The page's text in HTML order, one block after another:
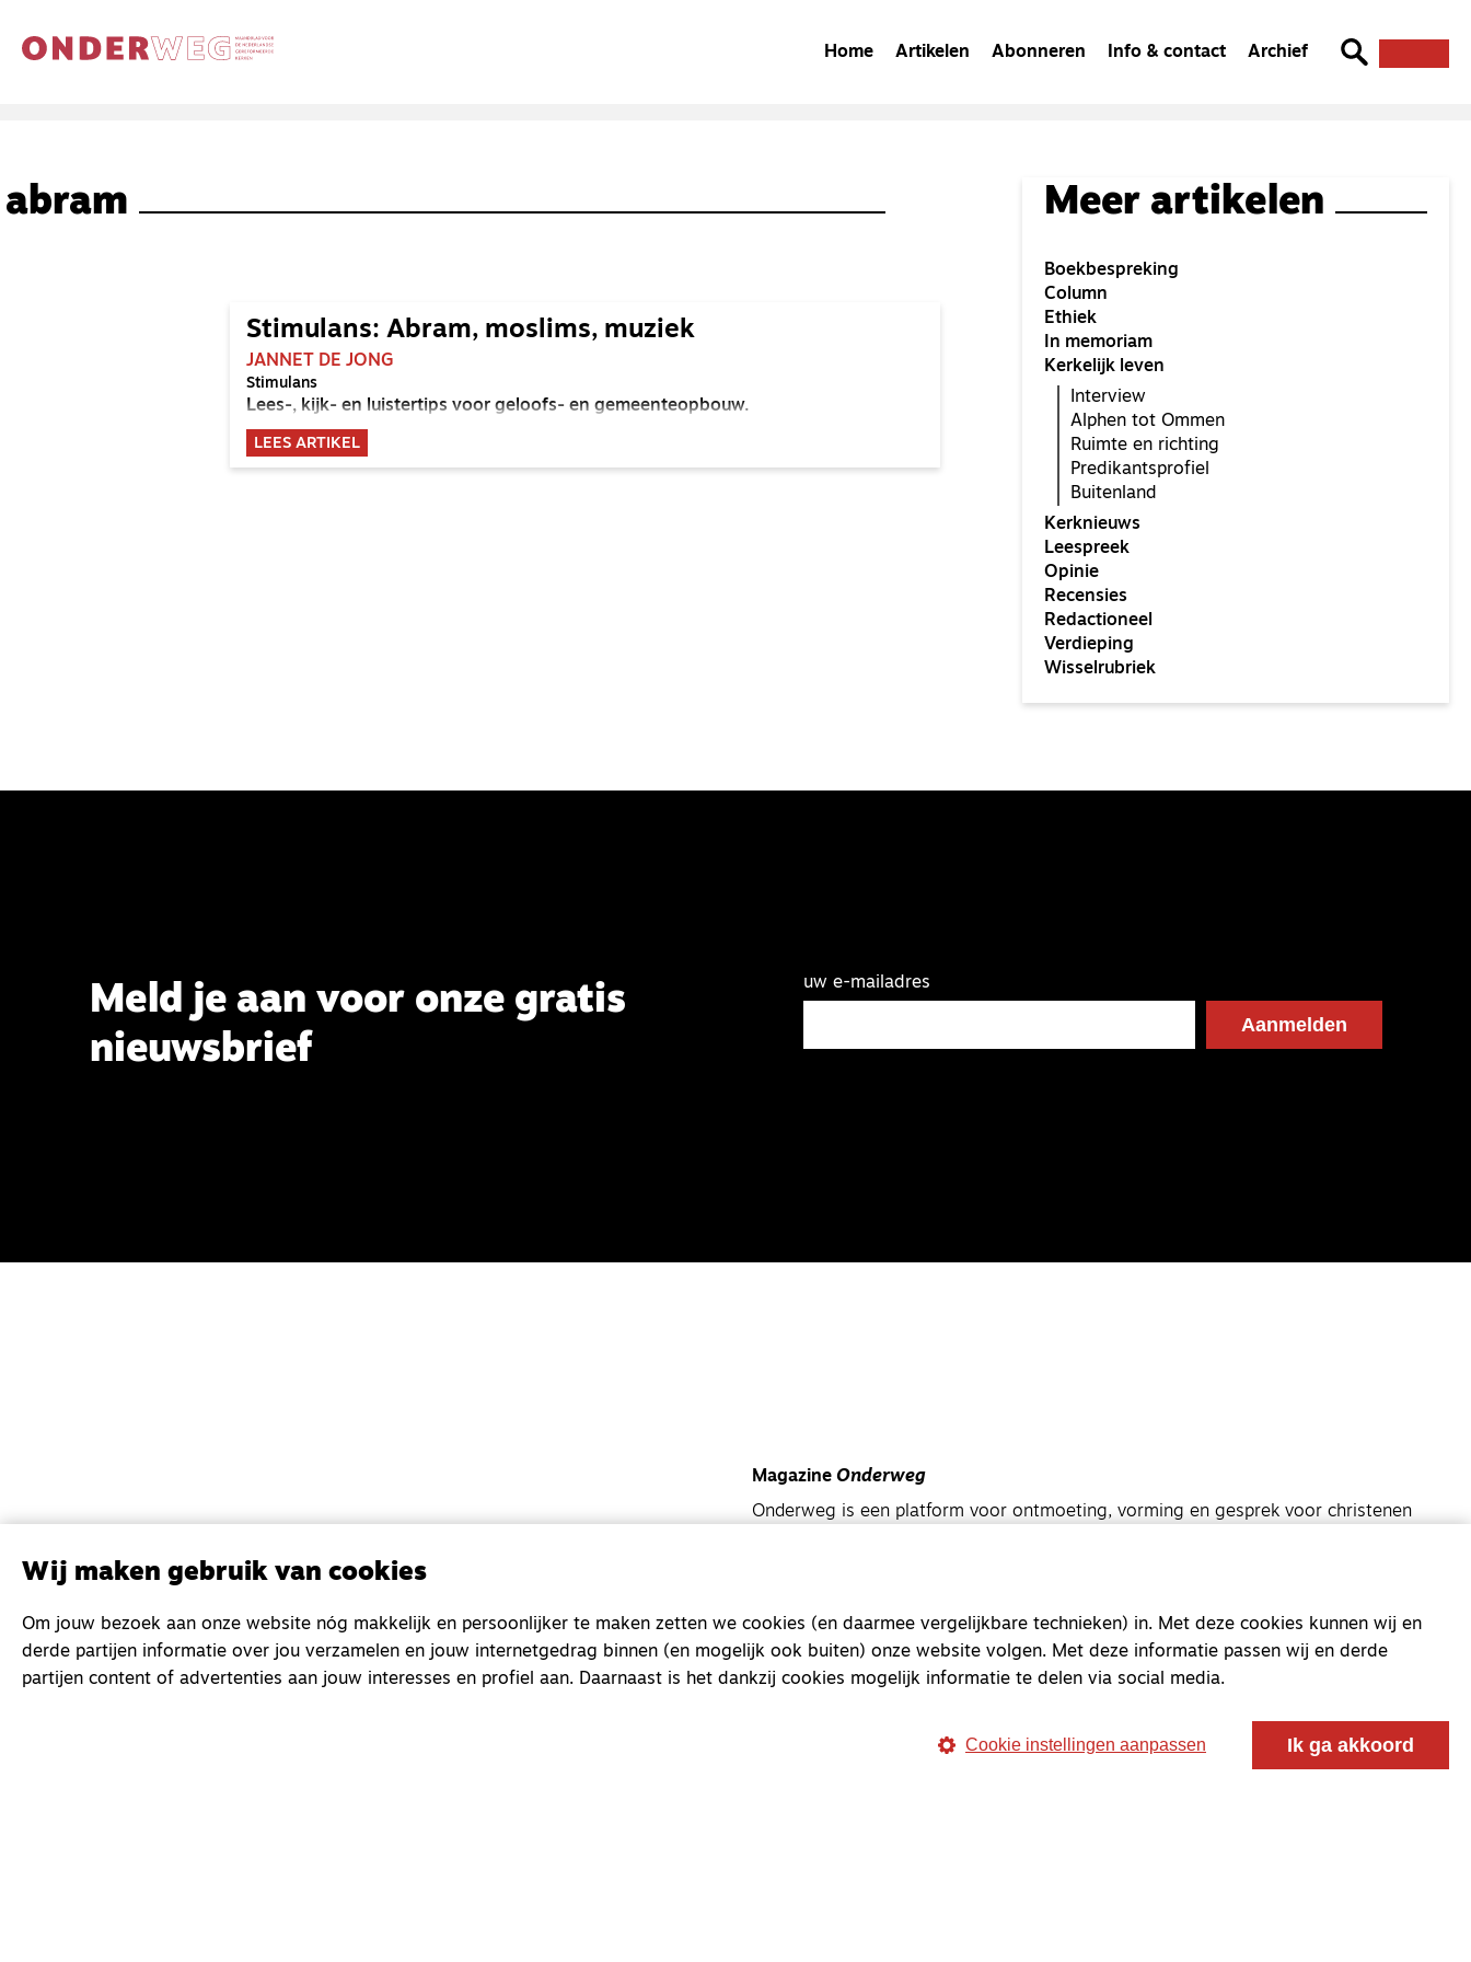
Home Artikelen Abonneren Info & contact Archief
abram
Stimulans: Abram, moslims, muziek
JANNET DE JONG
Stimulans
Lees-, kijk- en luistertips voor geloofs- en gemeenteopbouw.
LEES ARTIKEL
Meer artikelen
Boekbespreking
Column
Ethiek
In memoriam
Kerkelijk leven
Interview
Alphen tot Ommen
Ruimte en richting
Predikantsprofiel
Buitenland
Kerknieuws
Leespreek
Opinie
Recensies
Redactioneel
Verdieping
Wisselrubriek
Meld je aan voor onze gratis
nieuwsbrief
uw e-mailadres
Magazine Onderweg
Onderweg is een platform voor ontmoeting, vorming en gesprek voor christenen
Kvk-nummer 33277063
NL46 INGB 0117 5827 86
Wij maken gebruik van cookies
Om jouw bezoek aan onze website nóg makkelijk en persoonlijker te maken zetten we cookies (en daarmee vergelijkbare technieken) in. Met deze cookies kunnen wij en
derde partijen informatie over jou verzamelen en jouw internetgedrag binnen (en mogelijk ook buiten) onze website volgen. Met deze informatie passen wij en derde
partijen content of advertenties aan jouw interesses en profiel aan. Daarnaast is het dankzij cookies mogelijk informatie te delen via social media.
Cookie instellingen aanpassen Ik ga akkoord